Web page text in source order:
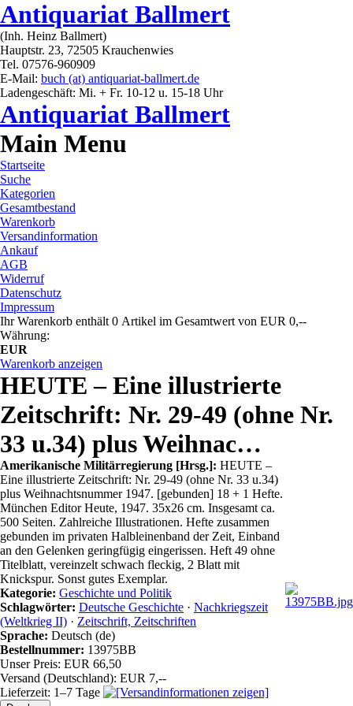
Antiquariat Ballmert
(Inh. Heinz Ballmert)
Hauptstr. 23, 72505 Krauchenwies
Tel. 07576-960909
E-Mail: buch (at) antiquariat-ballmert.de
Ladengeschäft: Mi. + Fr. 10-12 u. 15-18 Uhr
Antiquariat Ballmert
Main Menu
Startseite
Suche
Kategorien
Gesamtbestand
Warenkorb
Versandinformation
Ankauf
AGB
Widerruf
Datenschutz
Impressum
Ihr Warenkorb enthält 0 Artikel im Gesamtwert von EUR 0,--
Währung:
EUR
Warenkorb anzeigen
HEUTE – Eine illustrierte
Zeitschrift: Nr. 29-49 (ohne Nr.
33 u.34) plus Weihnac…
Amerikanische Militärregierung [Hrsg.]: HEUTE –
Eine illustrierte Zeitschrift: Nr. 29-49 (ohne Nr. 33 u.34)
plus Weihnachtsnummer 1947. [gebunden] 18 + 1 Hefte.
München Editor Heute, 1947. 35x26 cm. Insgesamt ca.
500 Seiten. Zahlreiche Illustrationen. Hefte zusammen
gebunden im privaten Halbleinenband der Zeit, Einband
an den Gelenken geringfügig eingerissen. Heft 49 ohne
Titelblatt, vereinzelt schwach fleckig, 2 Blatt mit
Knickspur. Sonst gutes Exemplar.
Kategorie: Geschichte und Politik
Schlagwörter: Deutsche Geschichte · Nachkriegszeit
(Weltkrieg II) · Zeitschrift, Zeitschriften
Sprache: Deutsch (de)
Bestellnummer: 13975BB
Unser Preis: EUR 66,50
Versand (Deutschland): EUR 7,--
Lieferzeit: 1–7 Tage